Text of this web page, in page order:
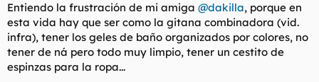
Entiendo la frustración de mi amiga @dakilla, porque en
esta vida hay que ser como la gitana combinadora (vid.
infra), tener los geles de baño organizados por colores, no
tener de ná pero todo muy limpio, tener un cestito de
espinzas para la ropa...